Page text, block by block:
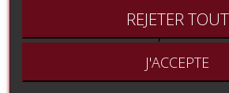
5,67 €
REJETER TOUT
J'ACCEPTE